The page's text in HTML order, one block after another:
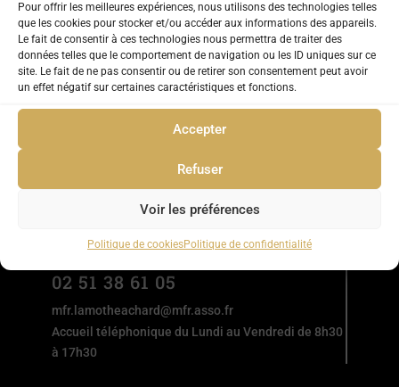
Pour offrir les meilleures expériences, nous utilisons des technologies telles
que les cookies pour stocker et/ou accéder aux informations des appareils.
Le fait de consentir à ces technologies nous permettra de traiter des
données telles que le comportement de navigation ou les ID uniques sur ce
site. Le fait de ne pas consentir ou de retirer son consentement peut avoir
un effet négatif sur certaines caractéristiques et fonctions.
Accepter
Refuser
Voir les préférences
Politique de cookiesPolitique de confidentialité
LA MOTHE ACHARD
02 51 38 61 05
mfr.lamotheachard@mfr.asso.fr
Accueil téléphonique du Lundi au Vendredi de 8h30
à 17h30